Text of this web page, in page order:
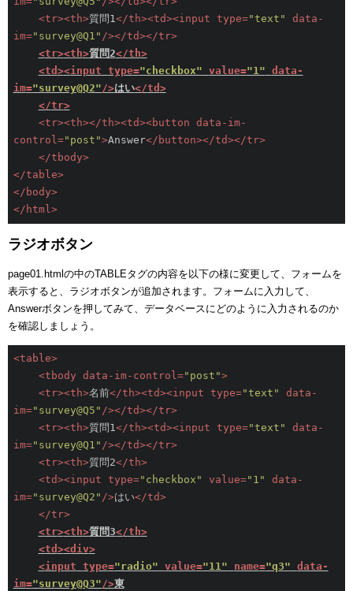
<tr><th>質問1</th><td><input type="text"
data-
im="survey@Q1" /></td></tr>
<tr><th>質問2</th>
<td ><input type="checkbox" value="1" data-
im="survey@Q2"/>はい</td >
</tr>
<tr><th></th><td><button data-im-
control="post">Answer</ button></td></tr>
</tbody>
</table>
</ body>
</ html>
ラジオボタン
page01.htmlの中のTABLEタグの内容を以下の様に変更して、フォームを
表示すると、ラジオボタンが追加されます。フォームに入力して、
Answerボタンを押してみて、データベースにどのように入力されるのか
を確認しましょう。
<table>
<tbody data-im-control="post">
<tr><th>名前</th><td><input type="text"
data-
im="survey@Q5" /></td></tr>
<tr><th>質問1</th><td><input type="text"
data-
im="survey@Q1" /></td></tr>
<tr><th>質問2</th>
<td><input type="checkbox" value="1"
data-
im="survey@Q2" />はい</td>
</tr>
<tr><th>質問3</th>
<td ><div>
<input type="radio" value="11" name="q3" data-
im="survey@Q3"/>東